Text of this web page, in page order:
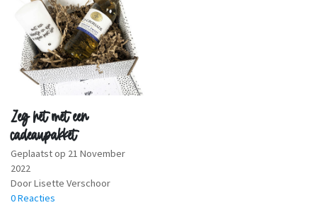
Zeg het met een
cadeaupakket
Geplaatst op 21 November
2022
Door Lisette Verschoor
0 Reacties